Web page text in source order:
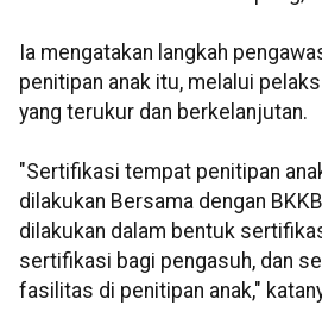
Ia mengatakan langkah
penitipan anak itu, melalui
yang terukur dan berkelanjutan.
"Sertifikasi tempat penitipan
dilakukan Bersama dengan
dilakukan dalam bentuk
sertifikasi bagi pengasuh, dan
fasilitas di penitipan anak,"